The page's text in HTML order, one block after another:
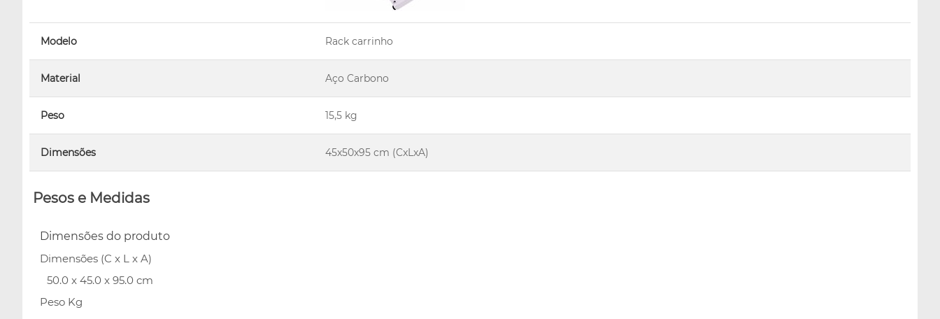
Modelo Rack carrinho
Material Aço Carbono
Peso 15,5 kg
Dimensões 45x50x95 cm (CxLxA)
Pesos e Medidas
Dimensões do produto
Dimensões (C x L x A)
50.0 x 45.0 x 95.0 cm
Peso Kg